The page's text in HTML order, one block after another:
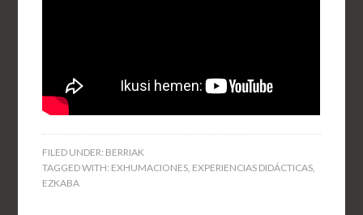
FILED UNDER: BERRIAK
TAGGED WITH: EXHUMACIONES EXPERIENCIAS DIDÁCTICAS
EZKABA